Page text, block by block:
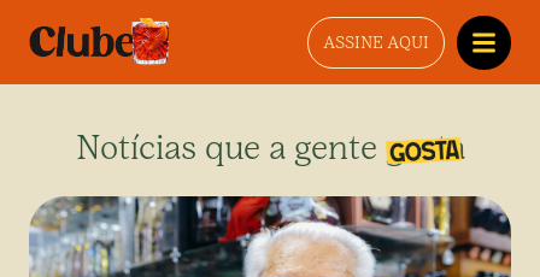
ASSINE AQUI
Notícias que a gente gosta